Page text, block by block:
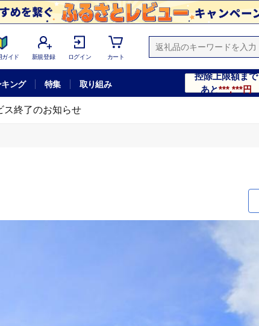
ガイド 新規登録 ログイン カート
ング 特集 取り組み
控除上限額まで
あと***,***円
ス終了のお知らせ